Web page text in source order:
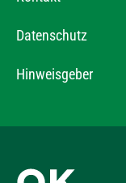
Datenschutz
Hinweisgeber